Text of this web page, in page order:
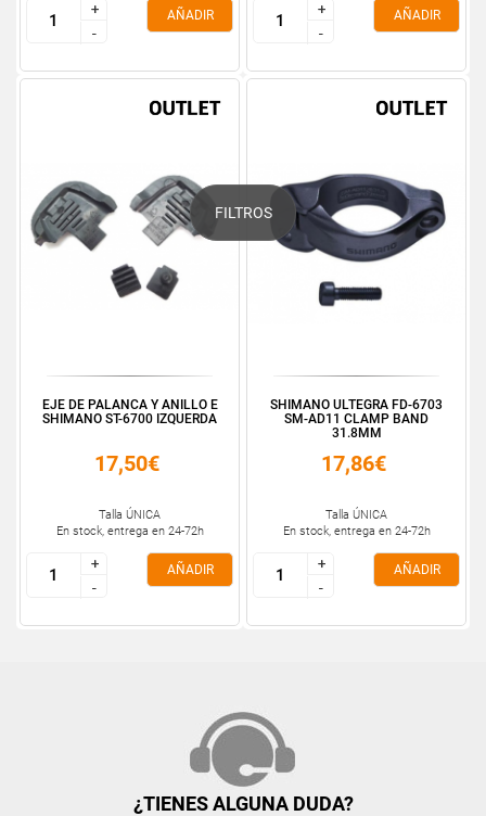
FILTROS
+
-
+
-
AÑADIR
+
-
+
-
AÑADIR
EJE DE PALANCA Y ANILLO E
SHIMANO ST-6700 IZQUERDA
17,50€
Talla ÚNICA
En stock, entrega en 24-72h
+
-
+
-
AÑADIR
SHIMANO ULTEGRA FD-6703
SM-AD11 CLAMP BAND
31.8MM
17,86€
Talla ÚNICA
En stock, entrega en 24-72h
+
-
+
-
AÑADIR
¿TIENES ALGUNA DUDA?